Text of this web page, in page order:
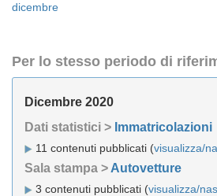
dicembre
Per lo stesso periodo di
Dicembre 2020
Dati statistici > Immatricolazioni
11 contenuti pubblicati (visualizza/
Sala stampa > Autovetture
3 contenuti pubblicati (visualizza/